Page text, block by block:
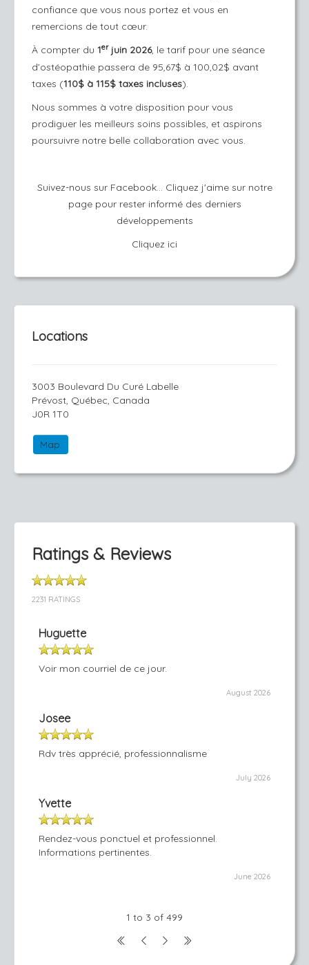
confiance que vous nous portez et vous en
remercions de tout cœur.
À compter du 1erjuin 2026, le tarif pour une séance
d’ostéopathie passera de 95,67$ à 100,02$ avant
taxes (110$ à 115$ taxes incluses).
Nous sommes à votre disposition pour vous
prodiguer les meilleurs soins possibles, et aspirons
poursuivre notre belle collaboration avec vous.
Suivez-nous sur Facebook... Cliquez j'aime sur notre
page pour rester informé des derniers
développements
Cliquez ici
Locations
3003 Boulevard Du Curé Labelle
Prévost, Québec, Canada
J0R 1T0
Map
Ratings & Reviews
2231 RATINGS
Huguette
Voir mon courriel de ce jour.
August 2026
Josee
Rdv très apprécié, professionnalisme
July 2026
Yvette
Rendez-vous ponctuel et professionnel.
Informations pertinentes.
June 2026
1 to 3 of 499